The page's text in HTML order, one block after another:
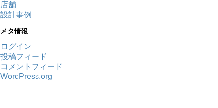
店舗
設計事例
メタ情報
ログイン
投稿フィード
コメントフィード
WordPress.org